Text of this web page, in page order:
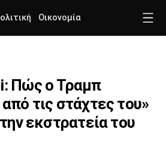
Οικονομία
Πώς ο Τραμπ
τις στάχτες του»
εκστρατεία του